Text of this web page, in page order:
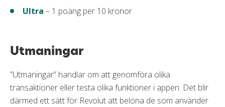
Ultra – 1 poäng per 10 kronor
Utmaningar
”Utmaningar” handlar om att genomföra olika
transaktioner eller testa olika funktioner i appen. Det blir
därmed ett sätt för Revolut att belöna de som använder